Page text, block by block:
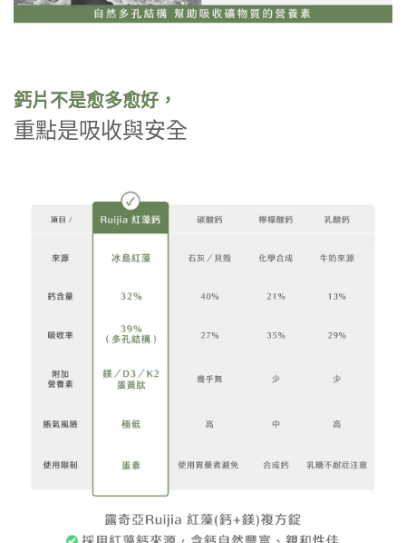
鈣片不是愈多愈好，
重點是吸收與安全